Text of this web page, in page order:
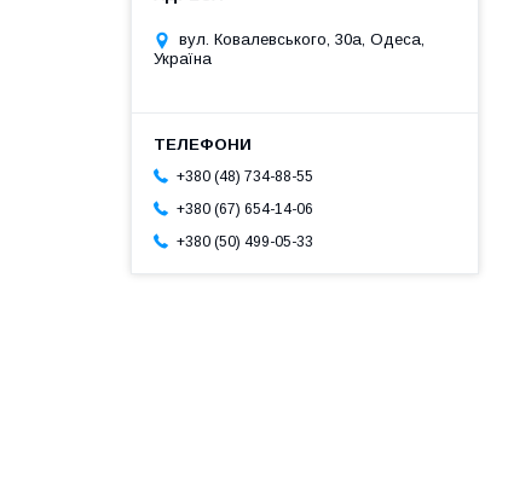
вул. Ковалевського, 30а, Одеса,
Україна
+380 (48) 734-88-55
+380 (67) 654-14-06
+380 (50) 499-05-33